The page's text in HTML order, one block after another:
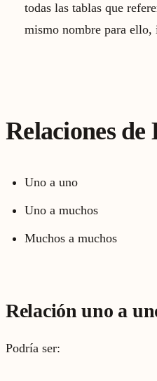
todas las tablas que
mismo nombre para
Relaciones de
Uno a uno
Uno a muchos
Muchos a muchos
Relación uno a
Podría ser: